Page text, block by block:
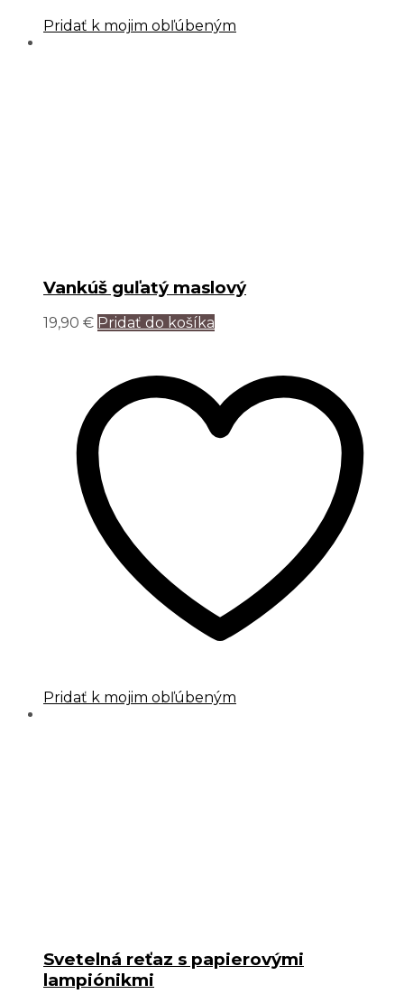
Pridať k mojim obľúbeným
Vankúš guľatý maslový
19,90 € Pridať do košíka
Pridať k mojim obľúbeným
Svetelná reťaz s papierovými
lampiónikmi